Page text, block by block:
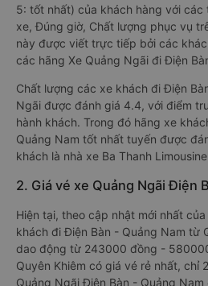
5: tốt nhất) của khách hàng với các
xe, Đúng giờ, Chất lượng phục vụ
này được viết trực tiếp bởi các
các hãng Xe Quảng Ngãi đi Điện
Chất lượng các xe khách đi Điện
Ngãi được đánh giá 4.4, với điểm
hành khách. Trong đó hãng xe
Quảng Nam tốt nhất tuyến được
khách là nhà xe Ba Thanh
2. Giá vé xe Quảng Ngãi Điện
Hiện tại, theo cập nhật mới nhất của
khách đi Điện Bàn - Quảng Nam từ
dao động từ 243000 đồng -
Quyên Khiêm có giá vé rẻ nhất,
Quảng Ngãi Điện Bàn - Quảng